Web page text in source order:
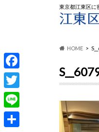
東京都江東区に
HOME
F
a
c
e
T
w
i
L